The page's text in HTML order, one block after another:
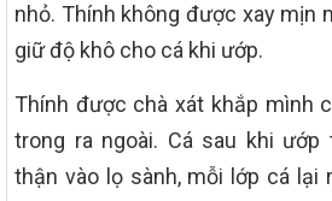
nhỏ. Thính không được xay mịn
giữ độ khô cho cá khi ướp.
Thính được chà xát khắp mình
trong ra ngoài. Cá sau khi
thận vào lọ sành, mỗi lớp cá lại